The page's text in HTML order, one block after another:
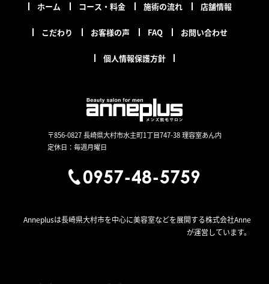
ホーム コース・料金 施術の流れ 店舗情報
こだわり お客様の声 FAQ お問い合わせ
個人情報保護方針
〒856-0827 長崎県大村市水主町1丁目747-38 理容室あん内
定休日：毎週月曜日
0957-48-5759
Anneplusは長崎県大村市を中心に美容室などを展開する株式会社Anne
が運営しています。